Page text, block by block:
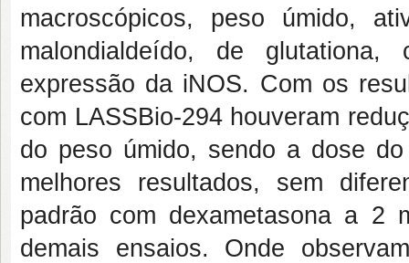
macroscópicos, peso úmido,
malondialdeído, de glutationa,
expressão da iNOS. Com os
com LASSBio-294 houveram
do peso úmido, sendo a dose
melhores resultados, sem
padrão com dexametasona a
demais ensaios. Onde